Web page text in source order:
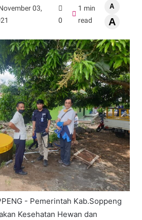
03,
0
1 min
read
A
A
- Pemerintah Kab.Soppeng
Kesehatan Hewan dan